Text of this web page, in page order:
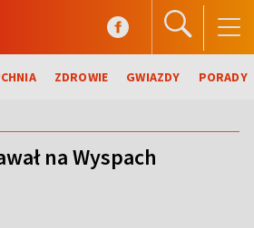
ZDROWIE GWIAZDY PORADY
na Wyspach